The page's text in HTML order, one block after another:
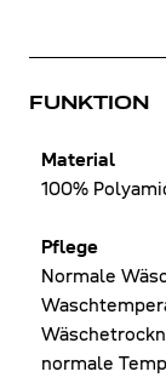
FUNKTION
Material
100%
Pflege
Normale
normale